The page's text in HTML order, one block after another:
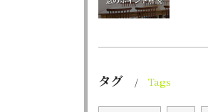
タグ Tags